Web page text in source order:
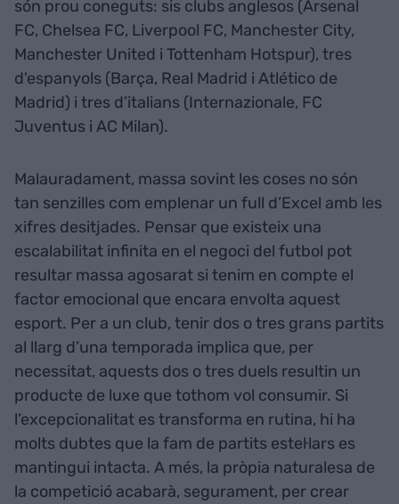
són prou coneguts: sis clubs anglesos (Arsenal
FC, Chelsea FC, Liverpool FC, Manchester City,
Manchester United i Tottenham Hotspur), tres
d'espanyols (Barça, Real Madrid i Atlético de
Madrid) i tres d’italians (Internazionale, FC
Juventus i AC Milan).
Malauradament, massa sovint les coses no són
tan senzilles com emplenar un full d’Excel amb les
xifres desitjades. Pensar que existeix una
escalabilitat infinita en el negoci del futbol pot
resultar massa agosarat si tenim en compte el
factor emocional que encara envolta aquest
esport. Per a un club, tenir dos o tres grans partits
al llarg d’una temporada implica que, per
necessitat, aquests dos o tres duels resultin un
producte de luxe que tothom vol consumir. Si
l’excepcionalitat es transforma en rutina, hi ha
molts dubtes que la fam de partits estel·lars es
mantingui intacta. A més, la pròpia naturalesa de
la competició acabarà, segurament, per crear